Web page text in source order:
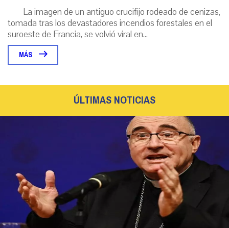
La imagen de un antiguo crucifijo rodeado de cenizas,
tomada tras los devastadores incendios forestales en el
suroeste de Francia, se volvió viral en...
MÁS
ÚLTIMAS NOTICIAS